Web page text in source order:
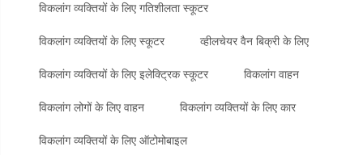
विकलांग व्यक्तियों के लिए गतिशीलता स्कूटर
विकलांग व्यक्तियों के लिए स्कूटर व्हीलचेयर वैन बिक्री के लिए
विकलांग व्यक्तियों के लिए इलेक्ट्रिक स्कूटर विकलांग वाहन
विकलांग लोगों के लिए वाहन विकलांग व्यक्तियों के लिए कार
विकलांग व्यक्तियों के लिए ऑटोमोबाइल